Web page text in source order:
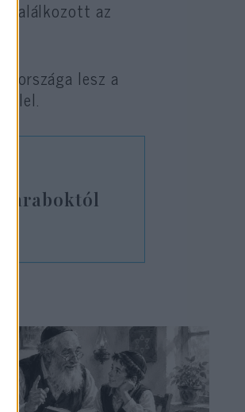
találkozott az
országa lesz a
araboktól